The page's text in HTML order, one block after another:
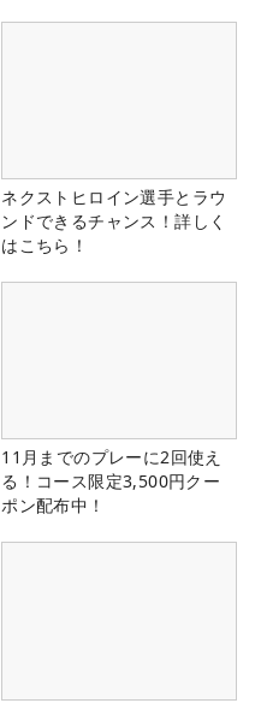
ネクストヒロイン選手とラウ
ンドできるチャンス！詳しく
はこちら！
11月までのプレーに2回使え
る！コース限定3,500円クー
ポン配布中！